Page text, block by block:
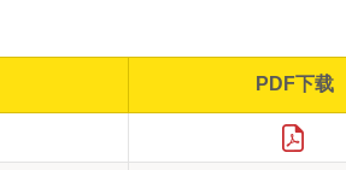
PDF下载